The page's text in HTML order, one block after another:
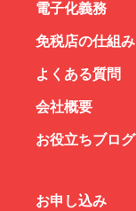
電子化義務
免税店の仕組み
よくある質問
会社概要
お役立ちブログ
お申し込み